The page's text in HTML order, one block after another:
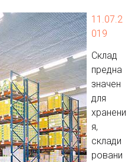
11.07.2
019
Склад
предна
значен
для
хранени
я,
склади
ровани